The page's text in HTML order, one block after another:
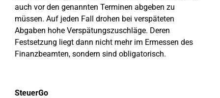
auch vor den genannten Terminen abgeben zu
müssen. Auf jeden Fall drohen bei verspäteten
Abgaben hohe Verspätungszuschläge. Deren
Festsetzung liegt dann nicht mehr im Ermessen des
Finanzbeamten, sondern sind obligatorisch.
SteuerGo